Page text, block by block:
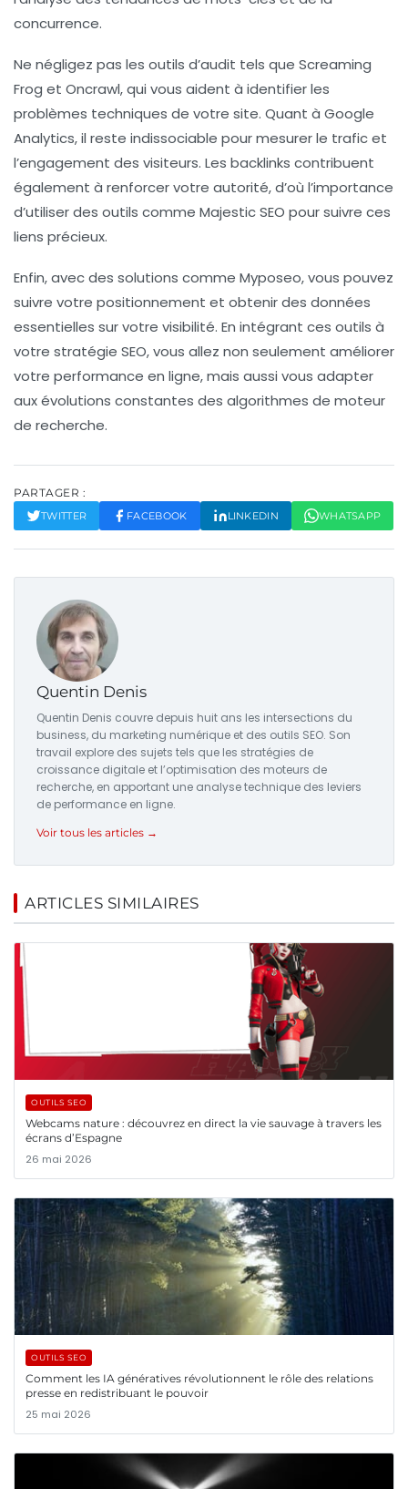
concurrence.
Ne négligez pas les outils d’audit tels que Screaming
Frog et Oncrawl, qui vous aident à identifier les
problèmes techniques de votre site. Quant à Google
Analytics, il reste indissociable pour mesurer le trafic et
l’engagement des visiteurs. Les backlinks contribuent
également à renforcer votre autorité, d’où l’importance
d’utiliser des outils comme Majestic SEO pour suivre ces
liens précieux.
Enfin, avec des solutions comme Myposeo, vous pouvez
suivre votre positionnement et obtenir des données
essentielles sur votre visibilité. En intégrant ces outils à
votre stratégie SEO, vous allez non seulement améliorer
votre performance en ligne, mais aussi vous adapter
aux évolutions constantes des algorithmes de moteur
de recherche.
PARTAGER :
TWITTER FACEBOOK LINKEDIN WHATSAPP
Quentin Denis
Quentin Denis couvre depuis huit ans les intersections du
business, du marketing numérique et des outils SEO. Son
travail explore des sujets tels que les stratégies de
croissance digitale et l’optimisation des moteurs de
recherche, en apportant une analyse technique des leviers
de performance en ligne.
Voir tous les articles →
ARTICLES SIMILAIRES
OUTILS SEO
Webcams nature : découvrez en direct la vie sauvage à travers les
écrans d’Espagne
26 mai 2026
OUTILS SEO
Comment les IA génératives révolutionnent le rôle des relations
presse en redistribuant le pouvoir
25 mai 2026